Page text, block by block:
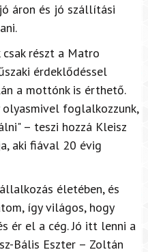
áron és jó szállítási
csak részt a Matro
érdeklődéssel
a mottónk is érthető.
foglalkozzunk,
– teszi hozzá Kleisz
aki fiával 20 évig
életében, és
így világos, hogy
ér el a cég. Jó itt lenni a
Bális Eszter – Zoltán